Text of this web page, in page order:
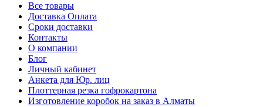
Все товары
Доставка Оплата
Сроки доставки
Контакты
О компании
Блог
Личный кабинет
Анкета для Юр. лиц
Плоттерная резка гофрокартона
Изготовление коробок на заказ в Алматы